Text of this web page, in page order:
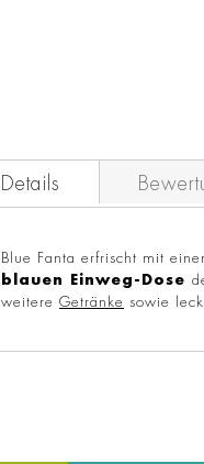
Details
Blue Fanta erfrischt mit
blauen Einweg-Dose
weitere Getränke sowie